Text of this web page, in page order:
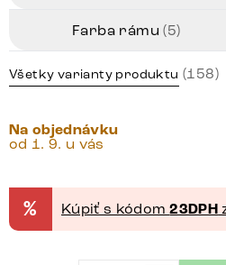
Farba rámu(5)
Všetky varianty produktu (158)
Na objednávku
od 1. 9. u vás
% Kúpiť s kódom23DPH